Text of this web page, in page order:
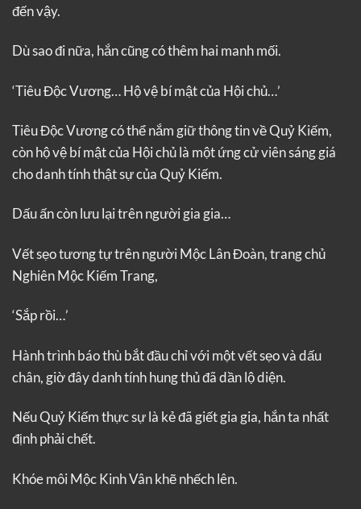
đến vậy.
Dù sao đi nữa, hắn cũng có thêm hai manh mối.
‘Tiêu Độc Vương… Hộ vệ bí mật của Hội chủ…’
Tiêu Độc Vương có thể nắm giữ thông tin về Quỷ Kiếm,
còn hộ vệ bí mật của Hội chủ là một ứng cử viên sáng giá
cho danh tính thật sự của Quỷ Kiếm.
Dấu ấn còn lưu lại trên người gia gia…
Vết sẹo tương tự trên người Mộc Lân Đoàn, trang chủ
Nghiên Mộc Kiếm Trang,
‘Sắp rồi…’
Hành trình báo thù bắt đầu chỉ với một vết sẹo và dấu
chân, giờ đây danh tính hung thủ đã dần lộ diện.
Nếu Quỷ Kiếm thực sự là kẻ đã giết gia gia, hắn ta nhất
định phải chết.
Khóe môi Mộc Kinh Vân khẽ nhếch lên.